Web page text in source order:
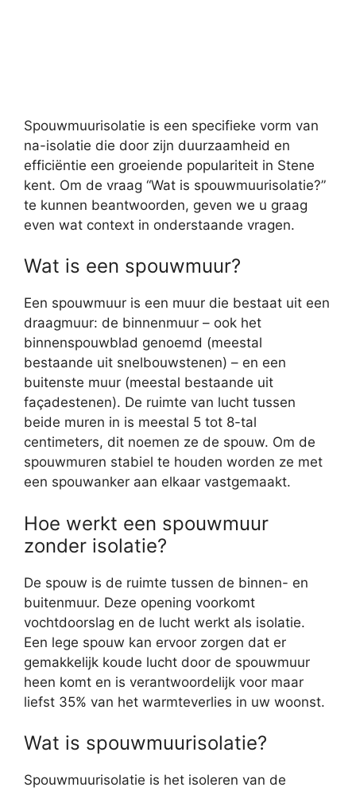
Spouwmuurisolatie is een specifieke vorm van
na-isolatie die door zijn duurzaamheid en
efficiëntie een groeiende populariteit in Stene
kent. Om de vraag “Wat is spouwmuurisolatie?”
te kunnen beantwoorden, geven we u graag
even wat context in onderstaande vragen.
Wat is een spouwmuur?
Een spouwmuur is een muur die bestaat uit een
draagmuur: de binnenmuur – ook het
binnenspouwblad genoemd (meestal
bestaande uit snelbouwstenen) – en een
buitenste muur (meestal bestaande uit
façadestenen). De ruimte van lucht tussen
beide muren in is meestal 5 tot 8-tal
centimeters, dit noemen ze de spouw. Om de
spouwmuren stabiel te houden worden ze met
een spouwanker aan elkaar vastgemaakt.
Hoe werkt een spouwmuur
zonder isolatie?
De spouw is de ruimte tussen de binnen- en
buitenmuur. Deze opening voorkomt
vochtdoorslag en de lucht werkt als isolatie.
Een lege spouw kan ervoor zorgen dat er
gemakkelijk koude lucht door de spouwmuur
heen komt en is verantwoordelijk voor maar
liefst 35% van het warmteverlies in uw woonst.
Wat is spouwmuurisolatie?
Spouwmuurisolatie is het isoleren van de